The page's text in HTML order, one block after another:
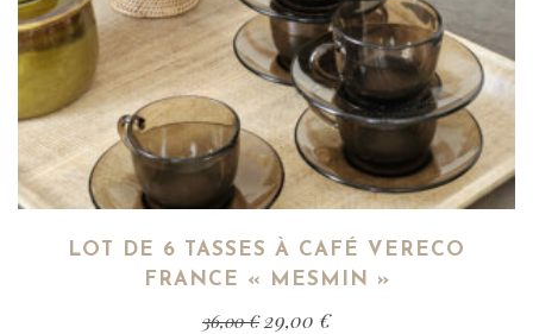
LOT DE 6 TASSES À CAFÉ VERECO
FRANCE « MESMIN »
36,00€ 29,00 €